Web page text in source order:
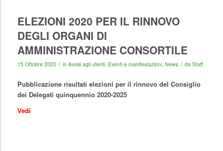
ELEZIONI 2020 PER IL RINNOVO
DEGLI ORGANI DI
AMMINISTRAZIONE CONSORTILE
15 Ottobre 2020 / in Avvisi agli utenti, Eventi e manifestazioni, News / da Staff
Pubblicazione risultati elezioni per il rinnovo del Consiglio
dei Delegati quinquennio 2020-2025
Vedi